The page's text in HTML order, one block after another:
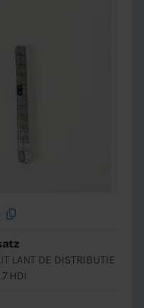
LANT DE DISTRIBUTIE
HDI